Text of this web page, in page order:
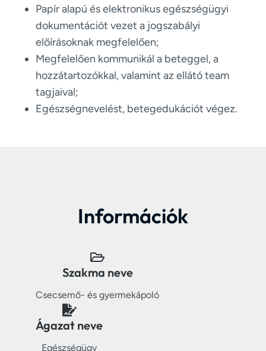
Papír alapú és elektronikus egészségügyi
dokumentációt vezet a jogszabályi
előírásoknak megfelelően;
Megfelelően kommunikál a beteggel, a
hozzátartozókkal, valamint az ellátó team
tagjaival;
Egészségnevelést, betegedukációt végez.
Információk
Szakma neve
Csecsemő- és gyermekápoló
Ágazat neve
Egészségügy